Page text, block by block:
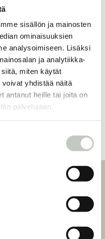
sisällön ja mainosten
ominaisuuksien
analysoimiseen. Lisäksi
ja analytiikka-
miten käytät
yhdistää näitä
antanut heille tai joita on
palvelujaan.
Tilaa
jäsen?
uusista tapahtumista
joukossa: